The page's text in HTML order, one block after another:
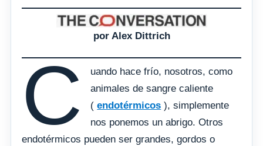
por Alex Dittrich
C
uando hace frío, nosotros, como
animales de sangre caliente
(endotérmicos ), simplemente
nos ponemos un abrigo. Otros
endotérmicos pueden ser grandes, gordos o